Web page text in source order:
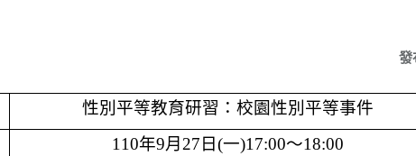
發
性別平等教育研習：校園性別平等事件
110年9月 27 日 (一)17:00～18:00